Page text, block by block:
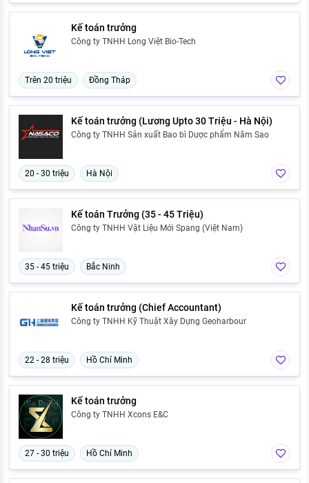
Kế toán trưởng
Công ty TNHH Long Việt Bio-Tech
Trên 20 triệu Đồng Tháp
Kế toán trưởng (Lương Upto 30 Triệu - Hà Nội)
Công ty TNHH Sản xuất Bao bì Dược phẩm Năm Sao
20 - 30 triệu Hà Nội
Kế toán Trưởng (35 - 45 Triệu)
Công ty TNHH Vật Liệu Mới Spang (Việt Nam)
35 - 45 triệu Bắc Ninh
Kế toán trưởng (Chief Accountant)
Công ty TNHH Kỹ Thuật Xây Dựng Geoharbour
22 - 28 triệu Hồ Chí Minh
Kế toán trưởng
Công ty TNHH Xcons E&C
27 - 30 triệu Hồ Chí Minh